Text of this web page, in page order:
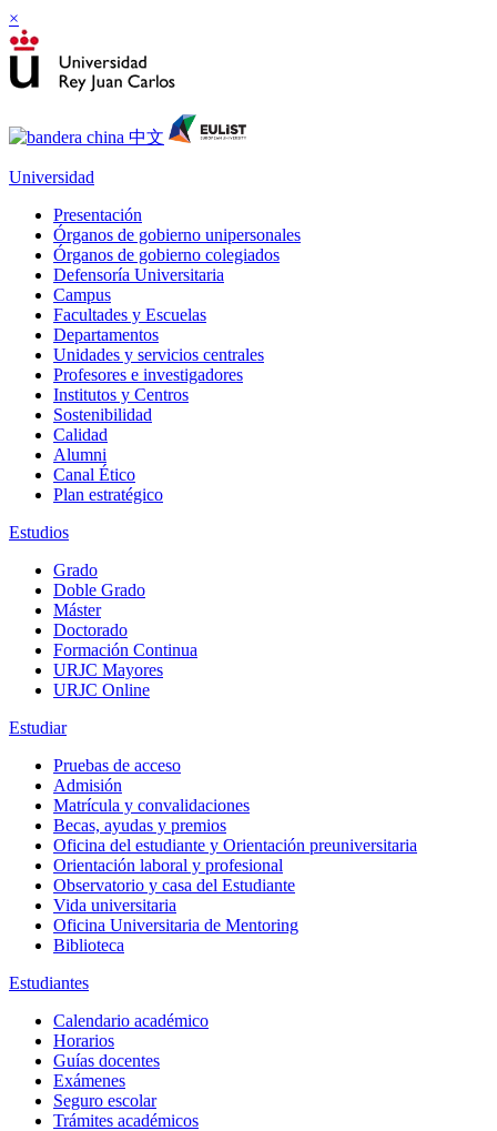
×
Universidad
Presentación
Órganos de gobierno unipersonales
Órganos de gobierno colegiados
Defensoría Universitaria
Campus
Facultades y Escuelas
Departamentos
Unidades y servicios centrales
Profesores e investigadores
Institutos y Centros
Sostenibilidad
Calidad
Alumni
Canal Ético
Plan estratégico
Estudios
Grado
Doble Grado
Máster
Doctorado
Formación Continua
URJC Mayores
URJC Online
Estudiar
Pruebas de acceso
Admisión
Matrícula y convalidaciones
Becas, ayudas y premios
Oficina del estudiante y Orientación preuniversitaria
Orientación laboral y profesional
Observatorio y casa del Estudiante
Vida universitaria
Oficina Universitaria de Mentoring
Biblioteca
Estudiantes
Calendario académico
Horarios
Guías docentes
Exámenes
Seguro escolar
Trámites académicos